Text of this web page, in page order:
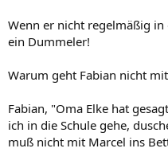
Wenn er nicht regelmäßig
ein Dummeler!
Warum geht Fabian nicht
Fabian, "Oma Elke hat
ich in die Schule gehe,
muß nicht mit Marcel ins